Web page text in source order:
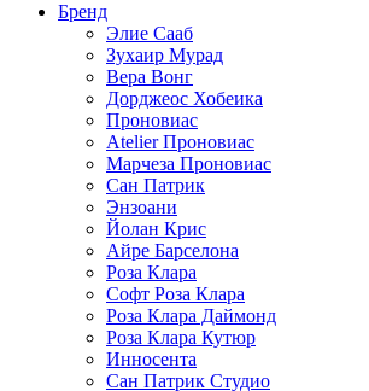
Бренд
Элие Сааб
Зухаир Мурад
Вера Вонг
Дорджеос Хобеика
Проновиас
Atelier Проновиас
Марчеза Проновиас
Сан Патрик
Энзоани
Йолан Крис
Айре Барселона
Роза Клара
Софт Роза Клара
Роза Клара Даймонд
Роза Клара Кутюр
Инносента
Сан Патрик Студио